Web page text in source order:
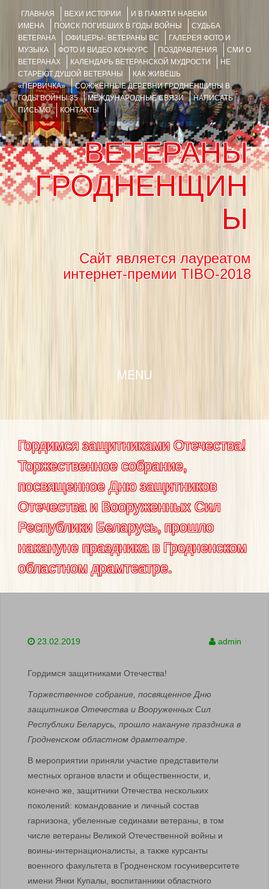
ГЛАВНАЯ ВЕХИ ИСТОРИИ
И В ПАМЯТИ НАВЕКИ
ИМЕНА
ПОИСК ПОГИБШИХ В ГОДЫ ВОЙНЫ
СУДЬБА
ВЕТЕРАНА
ОФИЦЕРЫ- ВЕТЕРАНЫ ВС
ГАЛЕРЕЯ ФОТО И
МУЗЫКА
ФОТО И ВИДЕО КОНКУРС ПОЗДРАВЛЕНИЯ
СМИ О
ВЕТЕРАНАХ
КАЛЕНДАРЬ ВЕТЕРАНСКОЙ МУДРОСТИ
НЕ
СТАРЕЮТ ДУШОЙ ВЕТЕРАНЫ
КАК ЖИВЁШЬ
«ПЕРВИЧКА»
СОЖЖЁННЫЕ ДЕРЕВНИ ГРОДНЕНЩИНЫ В
ГОДЫ ВОЙНЫ 35
МЕЖДУНАРОДНЫЕ СВЯЗИ
НАПИСАТЬ
ПИСЬМО
КОНТАКТЫ
ВЕТЕРАНЫ
ГРОДНЕНЩИН
Ы
Сайт является лауреатом
интернет-премии TIBO-2018
MENU
Гордимся защитниками Отечества!
Торжественное собрание,
посвященное Дню защитников
Отечества и Вооруженных Сил
Республики Беларусь, прошло
накануне праздника в Гродненском
областном драмтеатре.
23.02.2019 admin
Гордимся защитниками Отечества!
Торжественное собрание, посвященное Дню
защитников Отечества и Вооруженных Сил
Республики Беларусь, прошло накануне праздника в
Гродненском областном драмтеатре
В мероприятии приняли участие представители
местных органов власти и общественности, и,
конечно же, защитники Отечества нескольких
поколений: командование и личный состав
гарнизона, убеленные сединами ветераны, в том
числе ветераны Великой Отечественной войны и
воины-интернационалисты, а также курсанты
военного факультета в Гродненском госуниверситете
имени Янки Купалы, воспитанники областного